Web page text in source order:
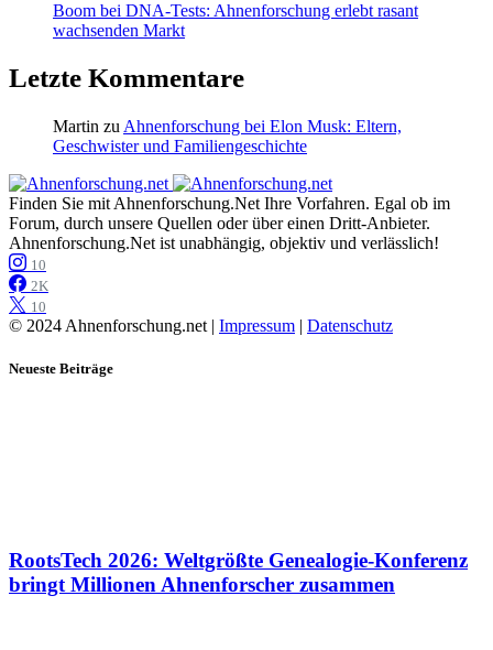
Boom bei DNA-Tests: Ahnenforschung erlebt rasant
wachsenden Markt
Letzte Kommentare
Martin zu Ahnenforschung bei Elon Musk: Eltern,
Geschwister und Familiengeschichte
Finden Sie mit Ahnenforschung.Net Ihre Vorfahren. Egal ob im
Forum, durch unsere Quellen oder über einen Dritt-Anbieter.
Ahnenforschung.Net ist unabhängig, objektiv und verlässlich!
10
2K
10
© 2024 Ahnenforschung.net | Impressum | Datenschutz
Neueste Beiträge
RootsTech 2026: Weltgrößte Genealogie-Konferenz
bringt Millionen Ahnenforscher zusammen